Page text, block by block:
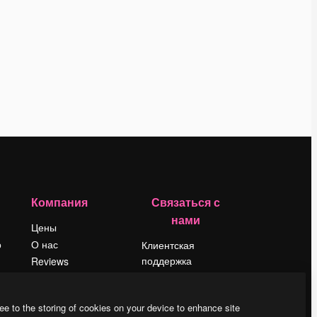
Компания
Цены
О нас
Reviews
Блог
Связаться с
нами
Клиентская
поддержка
LinkedIn
to the storing of cookies on your device to enhance site